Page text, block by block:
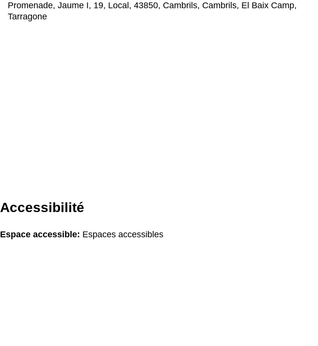
Promenade, Jaume I, 19, Local, 43850, Cambrils, Cambrils, El Baix Camp,
Tarragone
Accessibilité
Espace accessible: Espaces accessibles